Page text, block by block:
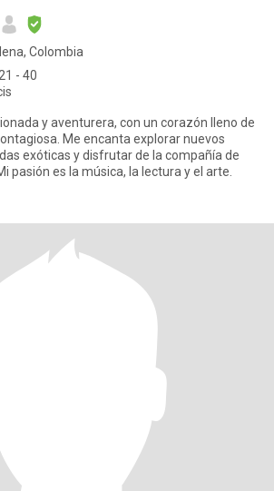
Colombia
- 40
y aventurera, con un corazón lleno de
Me encanta explorar nuevos
exóticas y disfrutar de la compañía de
pasión es la música, la lectura y el arte.